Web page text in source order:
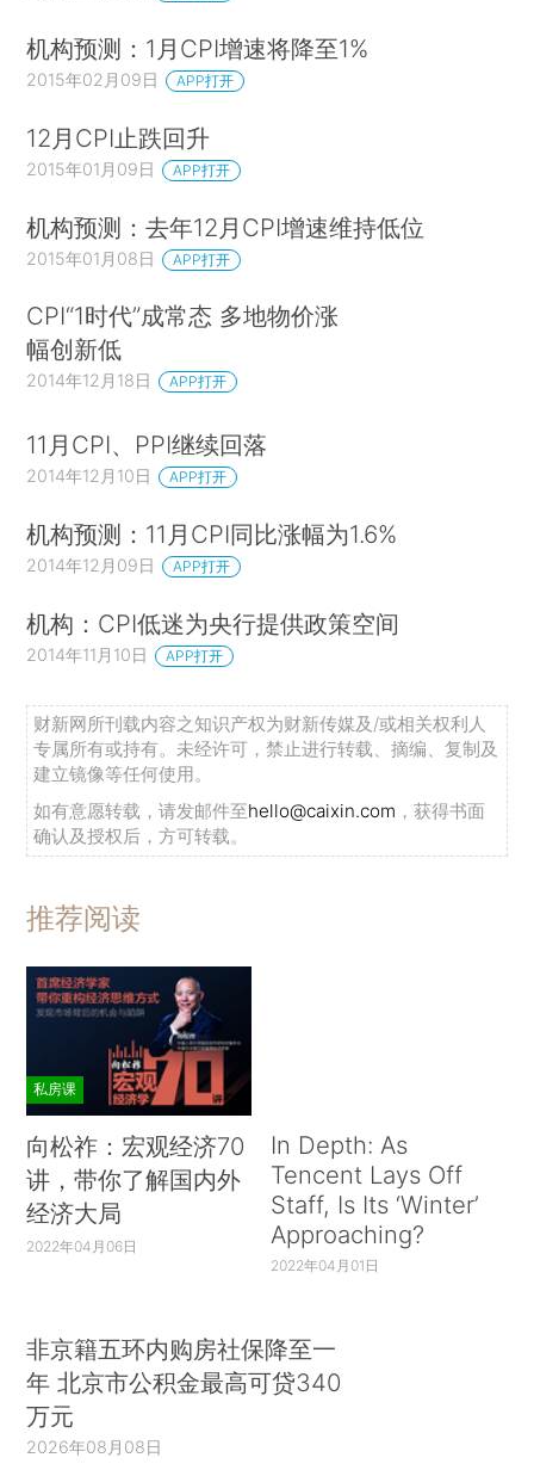
机构预测：1月CPI增速将降至1%
2015年02月09日 APP打开
12月CPI止跌回升
2015年01月09日 APP打开
机构预测：去年12月CPI增速维持低位
2015年01月08日 APP打开
CPI“1时代”成常态 多地物价涨
幅创新低
2014年12月18日 APP打开
11月CPI、PPI继续回落
2014年12月10日 APP打开
机构预测：11月CPI同比涨幅为1.6%
2014年12月09日 APP打开
机构：CPI低迷为央行提供政策空间
2014年11月10日 APP打开
财新网所刊载内容之知识产权为财新传媒及/或相关权利人
专属所有或持有。未经许可，禁止进行转载、摘编、复制及
建立镜像等任何使用。
如有意愿转载，请发邮件至hello@caixin.com ，获得书面
确认及授权后，方可转载。
推荐阅读
私房课
向松祚：宏观经济70
讲，带你了解国内外
经济大局
2022年04月06日
In Depth: As
Tencent Lays Off
Staff, Is Its ‘Winter’
Approaching?
2022年04月01日
非京籍五环内购房社保降至一
年 北京市公积金最高可贷340
万元
2026年08月08日